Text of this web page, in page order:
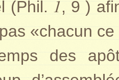
(Phil. 1, 9 )
«chacun
des